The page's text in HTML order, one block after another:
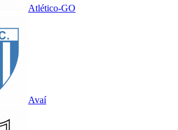
Atlético-GO
Avaí